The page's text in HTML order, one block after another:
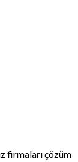
firmaları çözüm